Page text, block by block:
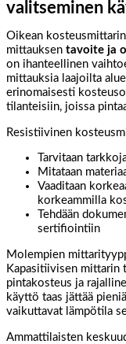
valitseminen
Oikean
mittauksen tavoite ja
on ihanteellinen
mittauksia laajoilta
erinomaisesti
tilanteisiin, joissa
Resistiivinen
Tarvitaan
Mitataan
Vaaditaan
korkeammilla
Tehdään
sertifiointiin
Molempien
Kapasitiivisen mittarin
pintakosteus ja
käyttö taas jättää
vaikuttavat lämpötila
Ammattilaisten